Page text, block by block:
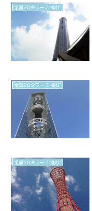
全国20タワーに”挑む”
全国20タワーに”挑む”
全国20タワーに”挑む”